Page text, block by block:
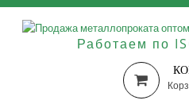
Работаем по